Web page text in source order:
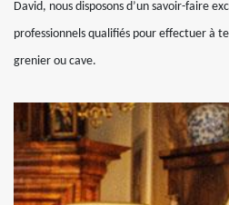
David, nous disposons d’un savoir-faire
professionnels qualifiés pour effectuer à
grenier ou cave.